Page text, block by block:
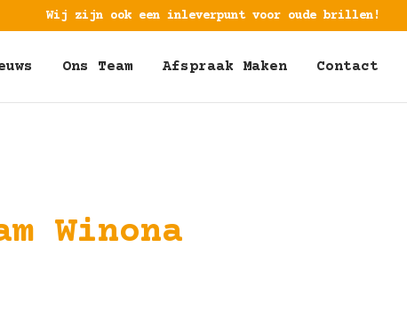
Wij zijn ook een inleverpunt voor oude brillen!
Ons Team Afspraak Maken Contact
Winona